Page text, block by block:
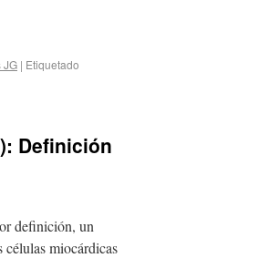
JG | Etiquetado
Definición
definición, un
células miocárdicas